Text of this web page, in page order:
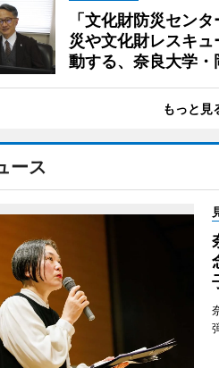
「文化財防災セン
災や文化財レスキ
動する、奈良大学・
もっと見
ース